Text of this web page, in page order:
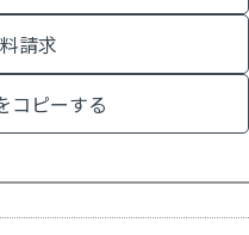
請求
コピーする